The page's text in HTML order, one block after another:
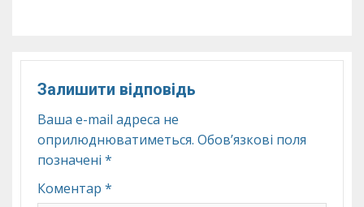
Залишити відповідь
Ваша e-mail адреса не
оприлюднюватиметься. Обов’язкові поля
позначені *
Коментар *